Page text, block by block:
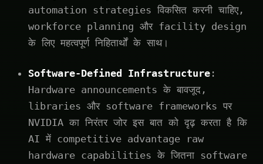
automation strategies विकसित करनी चाहिए,
workforce planning और facility design
के लिए महत्वपूर्ण निहितार्थों के साथ।
Software-Defined Infrastructure :
Hardware announcements के बावजूद,
libraries और software frameworks पर
NVIDIA का निरंतर जोर इस बात को दृढ़ करता है कि
AI में competitive advantage raw
hardware capabilities के जितना software